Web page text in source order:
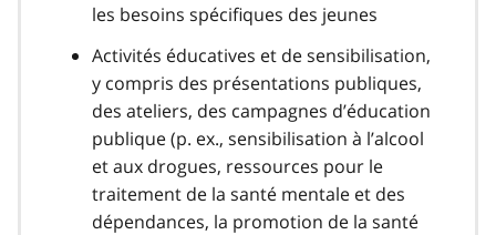
les besoins spécifiques des jeunes
Activités éducatives et de sensibilisation,
y compris des présentations publiques,
des ateliers, des campagnes d’éducation
publique (p. ex., sensibilisation à l’alcool
et aux drogues, ressources pour le
traitement de la santé mentale et des
dépendances, la promotion de la santé